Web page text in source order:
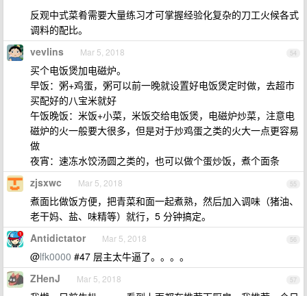
反观中式菜肴需要大量练习才可掌握经验化复杂的刀工火候各式
调料的配比。
54
vevlins Mar 5, 2018
买个电饭煲加电磁炉。
早饭：粥+鸡蛋，粥可以前一晚就设置好电饭煲定时做，去超市
买配好的八宝米就好
午饭晚饭：米饭+小菜，米饭交给电饭煲，电磁炉炒菜，注意电
磁炉的火一般要大很多，但是对于炒鸡蛋之类的火大一点更容易
做
夜宵：速冻水饺汤圆之类的，也可以做个蛋炒饭，煮个面条
55
zjsxwc Mar 5, 2018
煮面比做饭方便，把青菜和面一起煮熟，然后加入调味（猪油、
老干妈、盐、味精等）就行，5 分钟搞定。
56
Antidictator Mar 5, 2018
@lfk0000 #47 层主太牛逼了。。。。
57
ZHenJ Mar 5, 2018